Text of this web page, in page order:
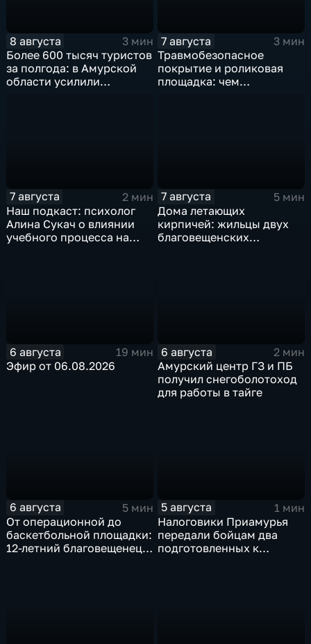
8 августа
3 мин
Более 600 тысяч туристов
за полгода: в Амурской
области усилили
7 августа
3 мин
Травмобезопасное
покрытие и роликовая
площадка: чем
7 августа
2 мин
Наш подкаст: психолог
Алина Сукач о влиянии
учебного процесса на
7 августа
5 мин
Дома летающих
кирпичей: жильцы двух
благовещенских
6 августа
19 мин
Эфир от 06.08.2026
6 августа
2 мин
Амурский центр ГЗ и ПБ
получил снегоболотоход
для работы в тайге
6 августа
5 мин
От операционной до
баскетбольной площадки:
12-летний благовещенец
5 августа
1 мин
Налоговики Приамурья
передали бойцам два
подготовленных к